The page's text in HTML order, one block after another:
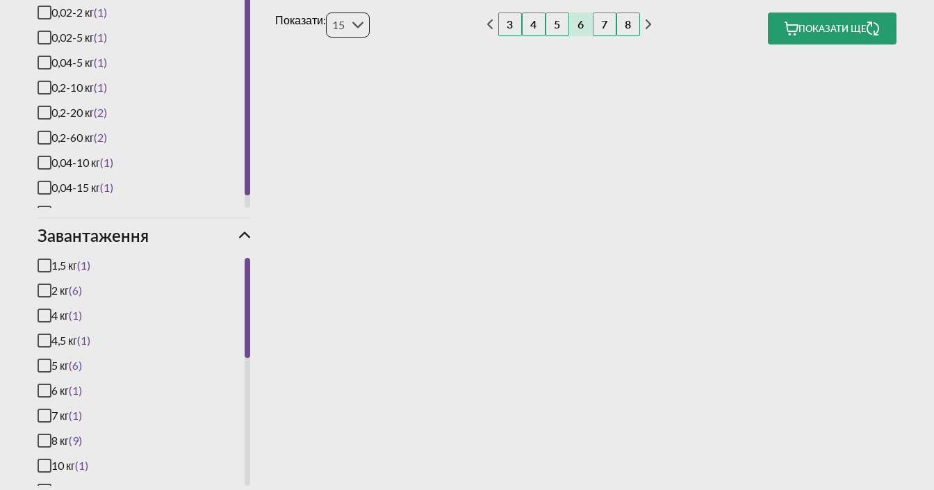
0,02-2 кг(1)
0,02-5 кг(1)
0,04-5 кг(1)
0,2-10 кг(1)
0,2-20 кг(2)
0,2-60 кг(2)
0,04-10 кг(1)
0,04-15 кг(1)
Завантаження
1,5 кг(1)
2 кг(6)
4 кг(1)
4,5 кг(1)
5 кг(6)
6 кг(1)
7 кг(1)
8 кг(9)
10 кг(1)
Показати: 15 3 4 5 6 7 8 ПОКАЗАТИ ЩЕ